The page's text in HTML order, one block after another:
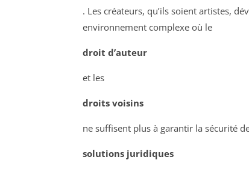
. Les créateurs, qu’ils soient artistes,
environnement complexe où le
droit d’auteur
et les
droits voisins
ne suffisent plus à garantir la sécurité
solutions juridiques